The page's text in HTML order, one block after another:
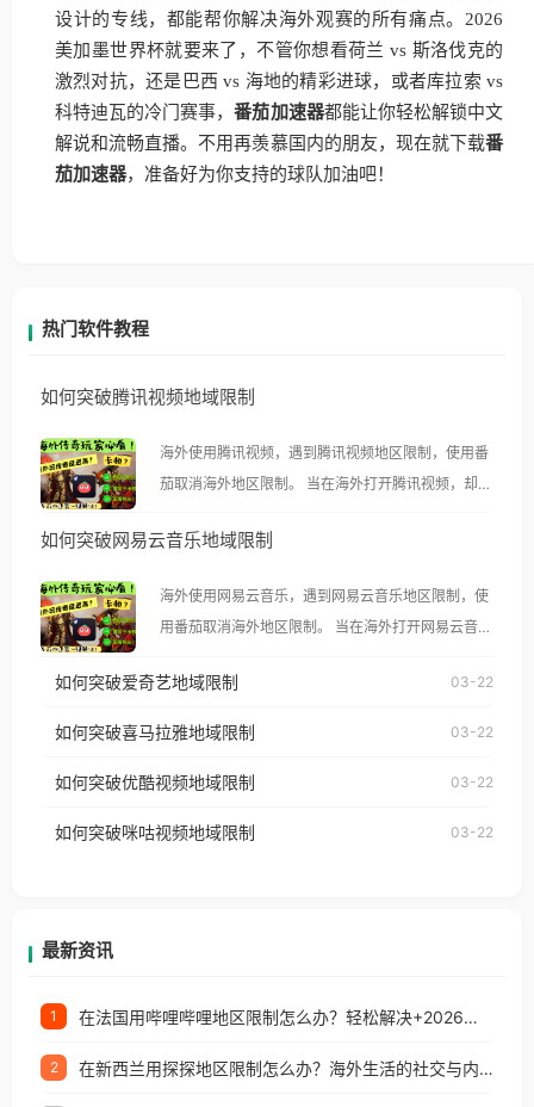
设计的专线，都能帮你解决海外观赛的所有痛点。2026
美加墨世界杯就要来了，不管你想看荷兰 vs 斯洛伐克的
激烈对抗，还是巴西 vs 海地的精彩进球，或者库拉索 vs
科特迪瓦的冷门赛事，番茄加速器都能让你轻松解锁中文
解说和流畅直播。不用再羡慕国内的朋友，现在就下载番
茄加速器，准备好为你支持的球队加油吧！
热门软件教程
如何突破腾讯视频地域限制
海外使用腾讯视频，遇到腾讯视频地区限制，使用番
茄取消海外地区限制。 当在海外打开腾讯视频，却突
示语。 海外用户如香港、澳门、台湾、美国、加拿
像其他音乐平台一样，出现地区及版权限制问题，且
仅能在中国大陆地区播放。 遇到这个问题的朋友们，
使用番茄回国加速器，即可解决「海外用户收听腾讯
台湾、美国、加拿大、澳大利亚、欧洲等国家和地区
权限制所困扰。
如何突破网易云音乐地域限制
海外使用网易云音乐，遇到网易云音乐地区限制，使
用番茄取消海外地区限制。 当在海外打开网易云音
播放”的提示语。 海外用户如香港、澳门、台湾、美
国、加拿大、澳大利亚、欧洲等国家和地区时，网易
制问题，且仅能在中国大陆地区播放。 遇到这个问题
户收听网易云音乐地区版权限制」的问题，无论人在
如何突破爱奇艺地域限制 03-22
如何突破喜马拉雅地域限制 03-22
如何突破优酷视频地域限制 03-22
如何突破咪咕视频地域限制 03-22
最新资讯
1 在法国用哔哩哔哩地区限制怎么办？轻松解决+2026世界杯看球攻略
2 在新西兰用探探地区限制怎么办？海外生活的社交与内容之困